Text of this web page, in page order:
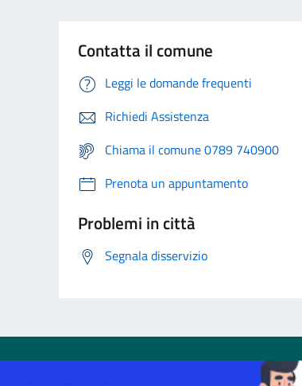
Contatta il comune
Leggi le domande frequenti
Richiedi Assistenza
Chiama il comune 0789 740900
Prenota un appuntamento
Problemi in città
Segnala disservizio